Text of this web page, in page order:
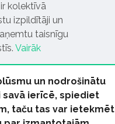
kolektīvā
izpildītāji un
taisnīgu
Vairāk
un nodrošinātu
savā ierīcē, spiediet
taču tas var ietekmēt